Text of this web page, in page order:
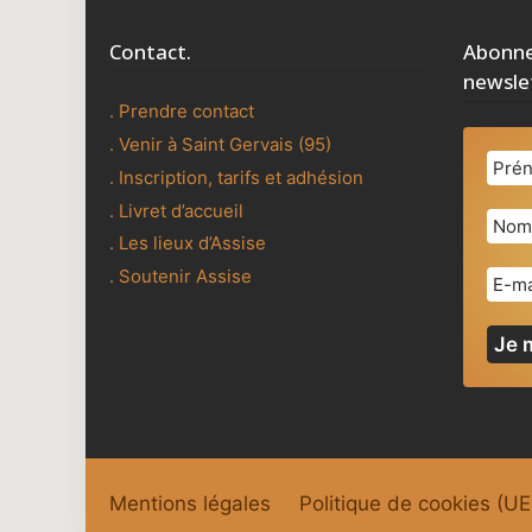
Contact.
. Prendre contact
. Venir à Saint Gervais (95)
. Inscription, tarifs et adhésion
. Livret d’accueil
. Les lieux d’Assise
. Soutenir Assise
Mentions légales Politique de cookies